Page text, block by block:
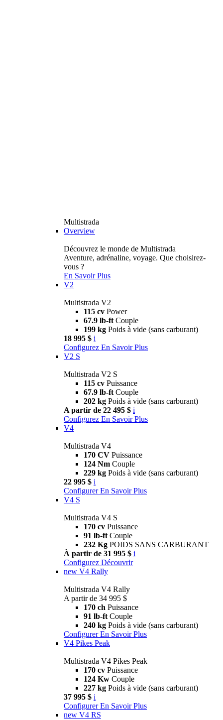
Multistrada
Overview
Découvrez le monde de Multistrada
Aventure, adrénaline, voyage. Que choisirez-
vous ?
En Savoir Plus
V2
Multistrada V2
115 cv Power
67.9 lb-ft Couple
199 kg Poids à vide (sans carburant)
18 995 $ i
Configurez En Savoir Plus
V2 S
Multistrada V2 S
115 cv Puissance
67.9 lb-ft Couple
202 kg Poids à vide (sans carburant)
A partir de 22 495 $ i
Configurez En Savoir Plus
V4
Multistrada V4
170 CV Puissance
124 Nm Couple
229 kg Poids à vide (sans carburant)
22 995 $ i
Configurer En Savoir Plus
V4 S
Multistrada V4 S
170 cv Puissance
91 lb-ft Couple
232 Kg POIDS SANS CARBURANT
À partir de 31 995 $ i
Configurez Découvrir
new V4 Rally
Multistrada V4 Rally
A partir de 34 995 $
170 ch Puissance
91 lb-ft Couple
240 kg Poids à vide (sans carburant)
Configurer En Savoir Plus
V4 Pikes Peak
Multistrada V4 Pikes Peak
170 cv Puissance
124 Kw Couple
227 kg Poids à vide (sans carburant)
37 995 $ i
Configurer En Savoir Plus
new V4 RS